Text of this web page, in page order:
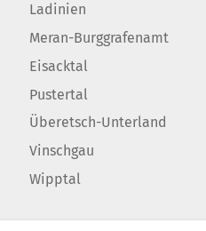
Ladinien
Meran-Burggrafenamt
Eisacktal
Pustertal
Überetsch-Unterland
Vinschgau
Wipptal